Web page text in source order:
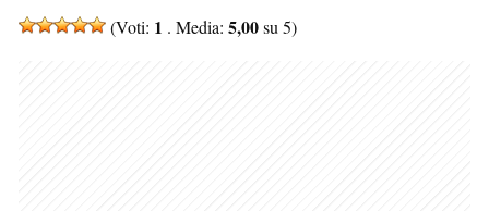
(Voti: 1 . Media: 5,00su 5)